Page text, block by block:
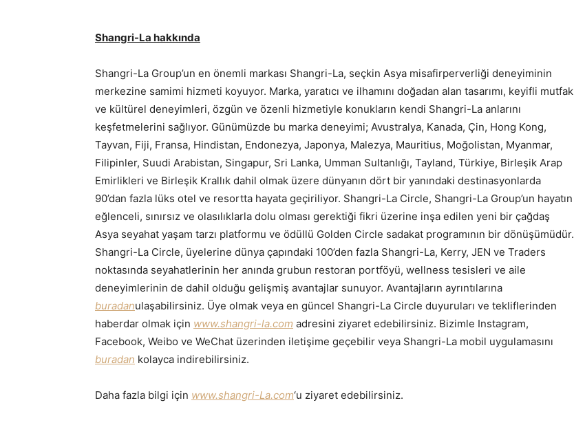
Shangri-La hakkında
Shangri-La Group’un en önemli markası Shangri-La, seçkin Asya misafirperverliği deneyiminin
merkezine samimi hizmeti koyuyor. Marka, yaratıcı ve ilhamını doğadan alan tasarımı, keyifli mutfak
ve kültürel deneyimleri, özgün ve özenli hizmetiyle konukların kendi Shangri-La anlarını
keşfetmelerini sağlıyor. Günümüzde bu marka deneyimi; Avustralya, Kanada, Çin, Hong Kong,
Tayvan, Fiji, Fransa, Hindistan, Endonezya, Japonya, Malezya, Mauritius, Moğolistan, Myanmar,
Filipinler, Suudi Arabistan, Singapur, Sri Lanka, Umman Sultanlığı, Tayland, Türkiye, Birleşik Arap
Emirlikleri ve Birleşik Krallık dahil olmak üzere dünyanın dört bir yanındaki destinasyonlarda
90’dan fazla lüks otel ve resortta hayata geçiriliyor. Shangri-La Circle, Shangri-La Group’un hayatın
eğlenceli, sınırsız ve olasılıklarla dolu olması gerektiği fikri üzerine inşa edilen yeni bir çağdaş
Asya seyahat yaşam tarzı platformu ve ödüllü Golden Circle sadakat programının bir dönüşümüdür.
Shangri-La Circle, üyelerine dünya çapındaki 100’den fazla Shangri-La, Kerry, JEN ve Traders
noktasında seyahatlerinin her anında grubun restoran portföyü, wellness tesisleri ve aile
deneyimlerinin de dahil olduğu gelişmiş avantajlar sunuyor. Avantajların ayrıntılarına
buradanulaşabilirsiniz. Üye olmak veya en güncel Shangri-La Circle duyuruları ve tekliflerinden
haberdar olmak için www.shangri-la.com adresini ziyaret edebilirsiniz. Bizimle Instagram,
Facebook, Weibo ve WeChat üzerinden iletişime geçebilir veya Shangri-La mobil uygulamasını
buradan kolayca indirebilirsiniz.
Daha fazla bilgi için www.shangri-La.com‘u ziyaret edebilirsiniz.